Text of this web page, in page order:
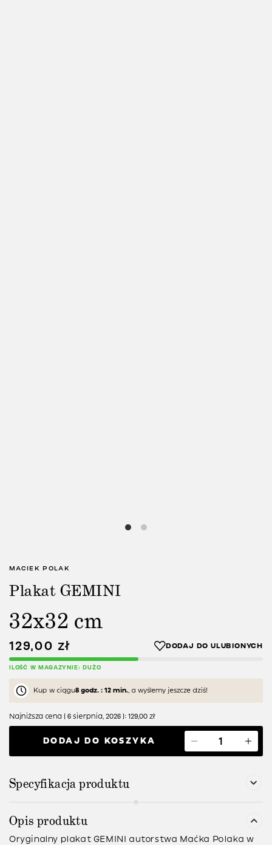
MACIEK POLAK
Plakat GEMINI
32x32 cm
129,00 zł
ILOŚĆ W MAGAZYNIE: DUŻO
Kup w ciągu8 godz. : 12 min. , a wyślemy jeszcze dziś!
Najniższa cena ( 6 sierpnia, 2026 ): 129,00 zł
DODAJ DO KOSZYKA
Specyfikacja produktu
Opis produktu
Oryginalny plakat GEMINI autorstwa Maćka Polaka w